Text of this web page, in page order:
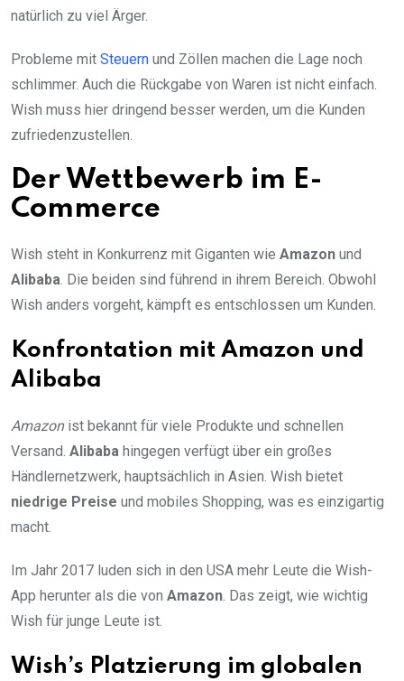
natürlich zu viel Ärger.
Probleme mit Steuern und Zöllen machen die Lage noch
schlimmer. Auch die Rückgabe von Waren ist nicht einfach.
Wish muss hier dringend besser werden, um die Kunden
zufriedenzustellen.
Der Wettbewerb im E-
Commerce
Wish steht in Konkurrenz mit Giganten wie Amazon und
Alibaba . Die beiden sind führend in ihrem Bereich. Obwohl
Wish anders vorgeht, kämpft es entschlossen um Kunden.
Konfrontation mit Amazon und
Alibaba
Amazonist bekannt für viele Produkte und schnellen
Versand. Alibaba hingegen verfügt über ein großes
Händlernetzwerk, hauptsächlich in Asien. Wish bietet
niedrige Preise und mobiles Shopping, was es einzigartig
macht.
Im Jahr 2017 luden sich in den USA mehr Leute die Wish-
App herunter als die von Amazon . Das zeigt, wie wichtig
Wish für junge Leute ist.
Wish’s Platzierung im globalen